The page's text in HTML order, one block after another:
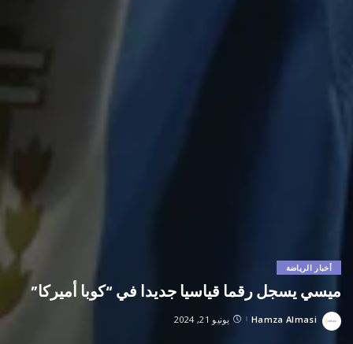
أخبار الرياضة
ميسي يسجل رقما قياسيا جديدا في “كوبا أميركا”
Posted
Hamza Almasi يونيو 21, 2024